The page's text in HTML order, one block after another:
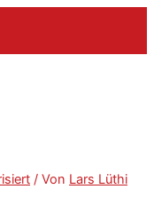
/ Von Lars Lüthi